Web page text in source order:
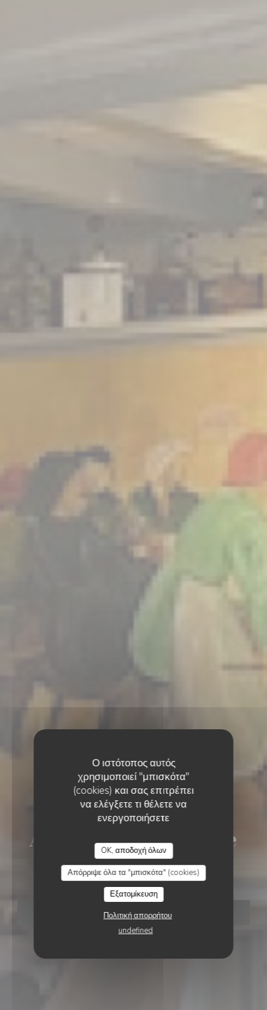
Ο ιστότοπος αυτός
χρησιμοποιεί "μπισκότα"
(cookies) και σας επιτρέπει
να ελέγξετε τι θέλετε να
ενεργοποιήσετε
OK, αποδοχή όλων
Απόρριψε όλα τα "μπισκότα" (cookies)
Εξατομίκευση
Πολιτική απορρήτου
undefined
ΠΑΝΔΟΧΕΊΟ HONDEGHEM
Auberge de la Longue
Croix
ΚΆΝΤΕ ΚΡΆΤΗΣΗ ΤΡΑΠΕΖΙΟΎ
AUBERGE DE LA LONGUE CROIX